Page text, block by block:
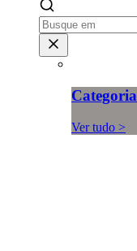
Categoria
Ver tudo >